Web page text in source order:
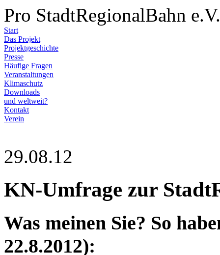
Pro StadtRegionalBahn e.V.
Start
Das Projekt
Projektgeschichte
Presse
Häufige Fragen
Veranstaltungen
Klimaschutz
Downloads
und weltweit?
Kontakt
Verein
29.08.12
KN-Umfrage zur
Was meinen Sie? So
22.8.2012):